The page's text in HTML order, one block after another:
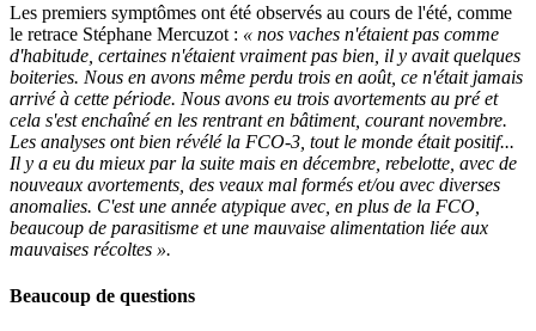
Les premiers symptômes ont été observés au cours de l'été, comme
le retrace Stéphane Mercuzot : « nos vaches n'étaient pas comme
d'habitude, certaines n'étaient vraiment pas bien, il y avait quelques
boiteries. Nous en avons même perdu trois en août, ce n'était jamais
arrivé à cette période. Nous avons eu trois avortements au pré et
cela s'est enchaîné en les rentrant en bâtiment, courant novembre.
Les analyses ont bien révélé la FCO-3, tout le monde était positif...
Il y a eu du mieux par la suite mais en décembre, rebelotte, avec de
nouveaux avortements, des veaux mal formés et/ou avec diverses
anomalies. C'est une année atypique avec, en plus de la FCO,
beaucoup de parasitisme et une mauvaise alimentation liée aux
mauvaises récoltes ».
Beaucoup de questions